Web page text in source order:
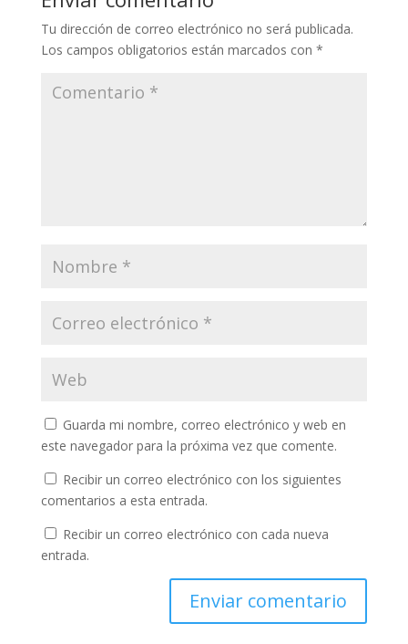
Tu dirección de correo electrónico no será publicada.
Los campos obligatorios están marcados con *
Guarda mi nombre, correo electrónico y web en
este navegador para la próxima vez que comente.
Recibir un correo electrónico con los siguientes
comentarios a esta entrada.
Recibir un correo electrónico con cada nueva
entrada.